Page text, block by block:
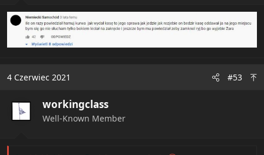
4 Czerwiec 2021 #53
workingclass
Well-Known Member